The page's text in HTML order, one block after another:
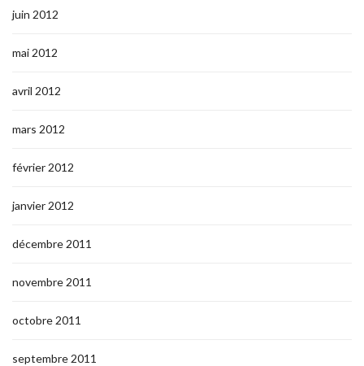
juin 2012
mai 2012
avril 2012
mars 2012
février 2012
janvier 2012
décembre 2011
novembre 2011
octobre 2011
septembre 2011